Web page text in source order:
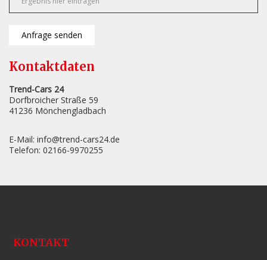
Anfrage senden
Kontaktdaten
Trend-Cars 24
Dorfbroicher Straße 59
41236 Mönchengladbach
E-Mail: info@trend-cars24.de
Telefon: 02166-9970255
KONTAKT